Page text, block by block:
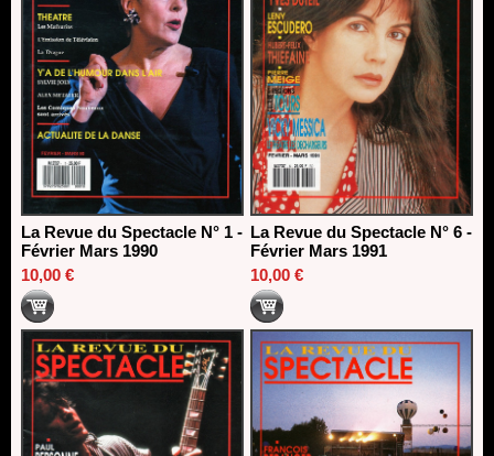
La Revue du Spectacle N° 1 -
Février Mars 1990
10,00 €
La Revue du Spectacle N° 6 -
Février Mars 1991
10,00 €